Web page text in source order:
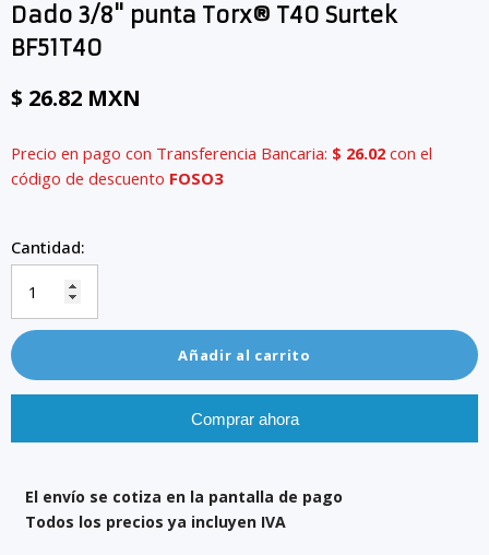
Dado 3/8" punta Torx® T40 Surtek
BF51T40
$ 26.82 MXN
Precio en pago con Transferencia Bancaria: $ 26.02 con el
código de descuento FOSO3
Cantidad:
Añadir al carrito
Comprar ahora
El envío se cotiza en la pantalla de pago
Todos los precios ya incluyen IVA